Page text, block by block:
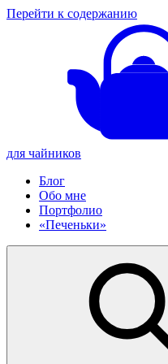
Перейти к содержанию
для чайников
Блог
Обо мне
Портфолио
«Печеньки»